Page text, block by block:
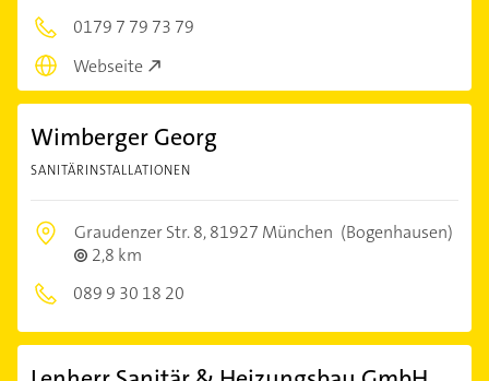
0179 7 79 73 79
Webseite
Wimberger Georg
SANITÄRINSTALLATIONEN
Graudenzer Str. 8,81927 München (Bogenhausen)
2,8 km
089 9 30 18 20